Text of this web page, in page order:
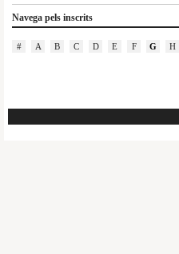
Navega pels inscrits
# A B C D E F G H